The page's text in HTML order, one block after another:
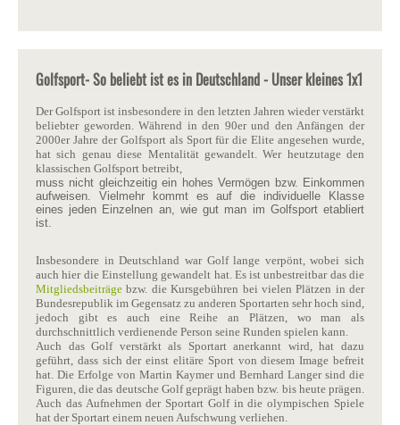
Golfsport- So beliebt ist es in Deutschland - Unser kleines 1x1
Der Golfsport ist insbesondere in den letzten Jahren wieder verstärkt
beliebter geworden. Während in den 90er und den Anfängen der
2000er Jahre der Golfsport als Sport für die Elite angesehen wurde,
hat sich genau diese Mentalität gewandelt. Wer heutzutage den
klassischen Golfsport betreibt,
muss nicht gleichzeitig ein hohes Vermögen bzw. Einkommen
aufweisen. Vielmehr kommt es auf die individuelle Klasse
eines jeden Einzelnen an, wie gut man im Golfsport etabliert
ist.
Insbesondere in Deutschland war Golf lange verpönt, wobei sich
auch hier die Einstellung gewandelt hat. Es ist unbestreitbar das die
Mitgliedsbeiträge bzw. die Kursgebühren bei vielen Plätzen in der
Bundesrepublik im Gegensatz zu anderen Sportarten sehr hoch sind,
jedoch gibt es auch eine Reihe an Plätzen, wo man als
durchschnittlich verdienende Person seine Runden spielen kann.
Auch das Golf verstärkt als Sportart anerkannt wird, hat dazu
geführt, dass sich der einst elitäre Sport von diesem Image befreit
hat. Die Erfolge von Martin Kaymer und Bernhard Langer sind die
Figuren, die das deutsche Golf geprägt haben bzw. bis heute prägen.
Auch das Aufnehmen der Sportart Golf in die olympischen Spiele
hat der Sportart einem neuen Aufschwung verliehen.